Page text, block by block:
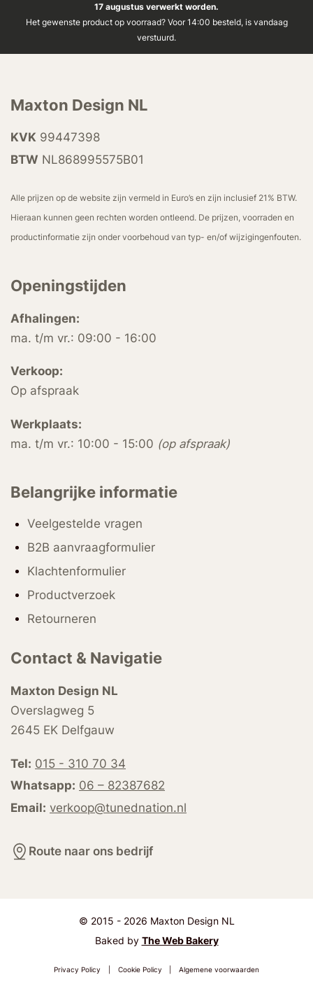
17 augustus verwerkt worden.
Het gewenste product op voorraad? Voor 14:00 besteld, is vandaag
verstuurd.
Maxton Design NL
KVK 99447398
BTW NL868995575B01
Alle prijzen op de website zijn vermeld in Euro’s en zijn inclusief 21% BTW.
Hieraan kunnen geen rechten worden ontleend. De prijzen, voorraden en
productinformatie zijn onder voorbehoud van typ- en/of wijzigingenfouten.
Openingstijden
Afhalingen:
ma. t/m vr.: 09:00 - 16:00
Verkoop:
Op afspraak
Werkplaats:
ma. t/m vr.: 10:00 - 15:00 (op afspraak)
Belangrijke informatie
Veelgestelde vragen
B2B aanvraagformulier
Klachtenformulier
Productverzoek
Retourneren
Contact & Navigatie
Maxton Design NL
Overslagweg 5
2645 EK Delfgauw
Tel: 015 - 310 70 34
Whatsapp: 06 – 82387682
Email: verkoop@tunednation.nl
Route naar ons bedrijf
© 2015 - 2026 Maxton Design NL
Baked by The Web Bakery
Privacy Policy Cookie Policy Algemene voorwaarden